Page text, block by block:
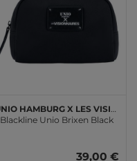
Blackline Unio Brixen Black
39,00 €